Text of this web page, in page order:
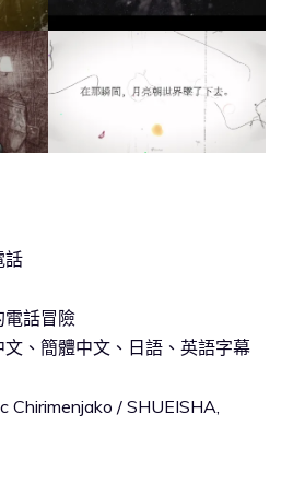
電話冒險
、簡體中文、日語、英語字幕
/ SHUEISHA,